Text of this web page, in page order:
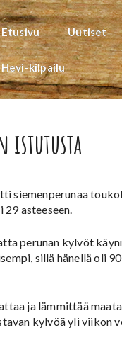
Etusivu Uutiset
Hevi-kilpailu
istutusta
siemenperunaa
asteeseen.
perunan kylvöt
sillä hänellä oli
ja lämmittää
kylvöä yli viikon